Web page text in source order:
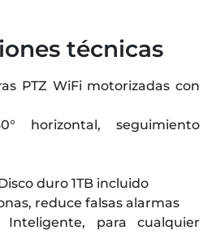
técnicas
PTZ WiFi motorizadas con
horizontal, seguimiento
duro 1TB incluido
reduce falsas alarmas
Inteligente, para cualquier